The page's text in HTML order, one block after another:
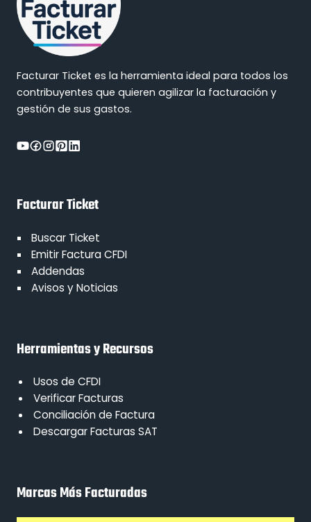
Facturar Ticket es la herramienta ideal para todos los
contribuyentes que quieren agilizar la facturación y
gestión de sus gastos.
Facturar Ticket
Buscar Ticket
Emitir Factura CFDI
Addendas
Avisos y Noticias
Herramientas y Recursos
Usos de CFDI
Verificar Facturas
Conciliación de Factura
Descargar Facturas SAT
Marcas Más Facturadas